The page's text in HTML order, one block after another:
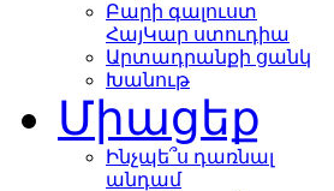
Բարի գալուստ
ՀայԿար ստուդիա
Արտադրանքի ցանկ
Խանութ
Միացեք
Ինչպե՞ս դառնալ
անդամ